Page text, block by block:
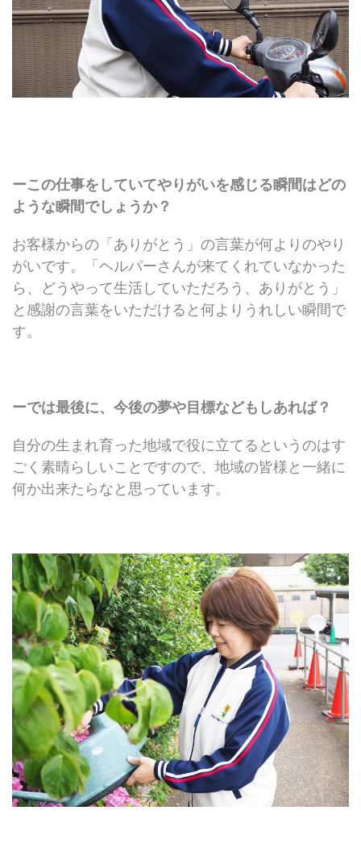
ーこの仕事をしていてやりがいを感じる瞬間はどの
ような瞬間でしょうか？
お客様からの「ありがとう」の言葉が何よりのやり
がいです。「ヘルパーさんが来てくれていなかった
ら、どうやって生活していただろう、ありがとう」
と感謝の言葉をいただけると何よりうれしい瞬間で
す。
ーでは最後に、今後の夢や目標などもしあれば？
自分の生まれ育った地域で役に立てるというのはす
ごく素晴らしいことですので、地域の皆様と一緒に
何か出来たらなと思っています。